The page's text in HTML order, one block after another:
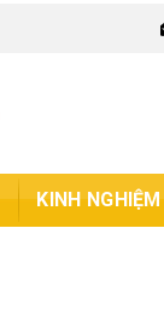
KINH NGHIỆM